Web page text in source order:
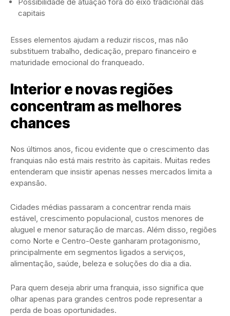
Possibilidade de atuação fora do eixo tradicional das
capitais
Esses elementos ajudam a reduzir riscos, mas não
substituem trabalho, dedicação, preparo financeiro e
maturidade emocional do franqueado.
Interior e novas regiões
concentram as melhores
chances
Nos últimos anos, ficou evidente que o crescimento das
franquias não está mais restrito às capitais. Muitas redes
entenderam que insistir apenas nesses mercados limita a
expansão.
Cidades médias passaram a concentrar renda mais
estável, crescimento populacional, custos menores de
aluguel e menor saturação de marcas. Além disso, regiões
como Norte e Centro-Oeste ganharam protagonismo,
principalmente em segmentos ligados a serviços,
alimentação, saúde, beleza e soluções do dia a dia.
Para quem deseja abrir uma franquia, isso significa que
olhar apenas para grandes centros pode representar a
perda de boas oportunidades.